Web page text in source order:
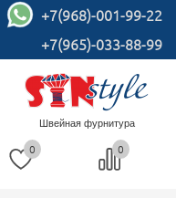
+7(968)-001-99-22
+7(965)-033-88-99
Швейная фурнитура
0 0